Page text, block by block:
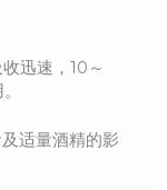
迅速，10～
适量酒精的影